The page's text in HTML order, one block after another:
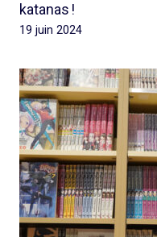
katanas !
19 juin 2024